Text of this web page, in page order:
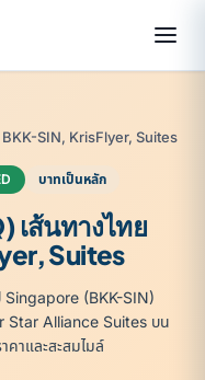
SIN, KrisFlyer, Suites
บาทเป็นหลัก
เส้นทางไทย
Suites
Singapore (BKK-SIN)
Star Alliance Suites บน
าและสะสมไมล์